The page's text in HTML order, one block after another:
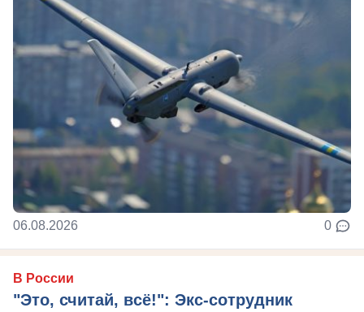
06.08.2026 0
В России
"Это, считай, всё!": Экс-сотрудник